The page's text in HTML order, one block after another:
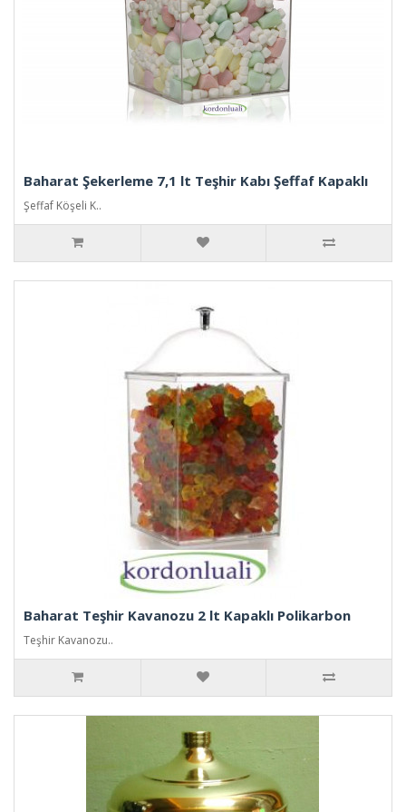
Baharat Şekerleme 7,1 lt Teşhir Kabı Şeffaf Kapaklı
Şeffaf Köşeli K..
Baharat Teşhir Kavanozu 2 lt Kapaklı Polikarbon
Teşhir Kavanozu..